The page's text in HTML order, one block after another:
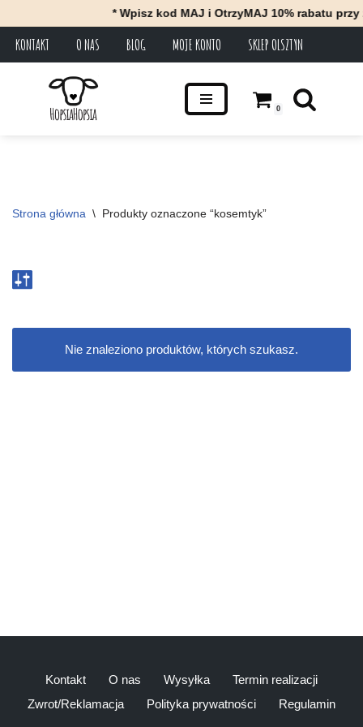
* Wpisz kod MAJ i OtrzyMAJ 10% rabatu
KONTAKT O NAS BLOG MOJE KONTO SKLEP OLSZTYN
0
Strona główna \ Produkty oznaczone “kosemtyk”
Nie znaleziono produktów, których szukasz.
Kontakt O nas Wysyłka
Termin realizacji
Zwrot/Reklamacja
Polityka prywatności Regulamin